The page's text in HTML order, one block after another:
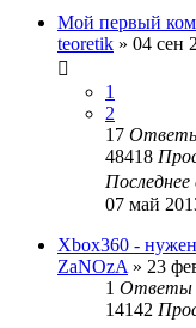
Мой первый
teoretik » 04 сен
1
2
17
48418
07 май
Xbox360 -
ZaNOzA » 23
1 Ответы
14142